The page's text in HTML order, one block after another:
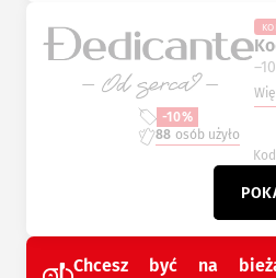
-10%
88 osób użyło
Chcesz być na